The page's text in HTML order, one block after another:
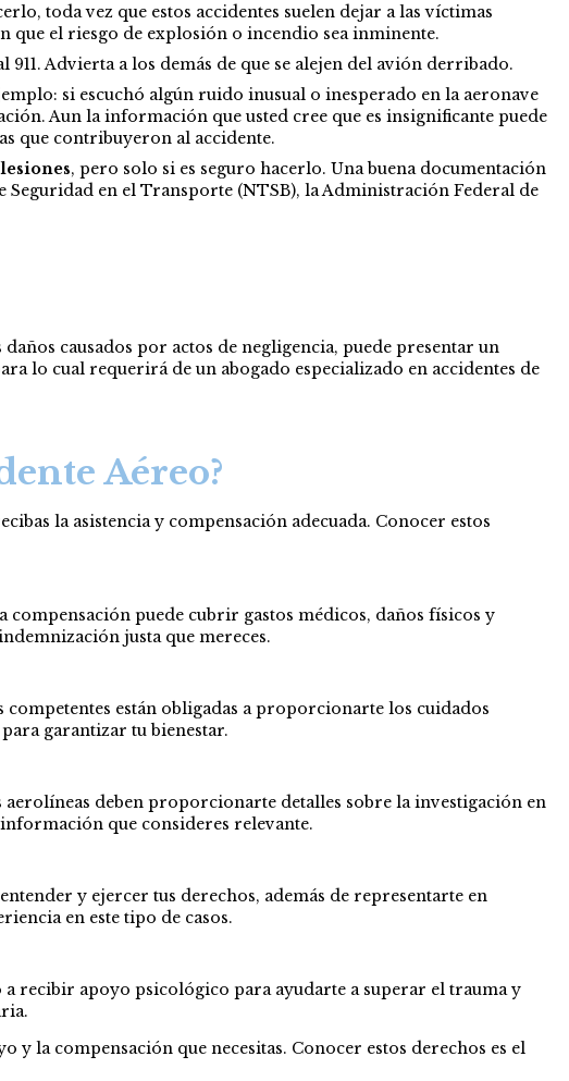
toda vez que estos accidentes suelen dejar a las víctimas
que el riesgo de explosión o incendio sea inminente.
Advierta a los demás de que se alejen del avión derribado.
si escuchó algún ruido inusual o inesperado en la aeronave
Aun la información que usted cree que es insignificante puede
que contribuyeron al accidente.
, pero solo si es seguro hacerlo. Una buena documentación
Seguridad en el Transporte (NTSB), la Administración Federal de
causados por actos de negligencia, puede presentar un
lo cual requerirá de un abogado especializado en accidentes de
Aéreo?
la asistencia y compensación adecuada. Conocer estos
puede cubrir gastos médicos, daños físicos y
justa que mereces.
están obligadas a proporcionarte los cuidados
garantizar tu bienestar.
deben proporcionarte detalles sobre la investigación en
que consideres relevante.
y ejercer tus derechos, además de representarte en
en este tipo de casos.
recibir apoyo psicológico para ayudarte a superar el trauma y
y la compensación que necesitas. Conocer estos derechos es el